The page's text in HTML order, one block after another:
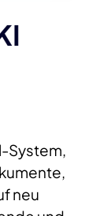
System,
neu